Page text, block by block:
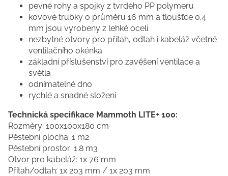
pevné rohy a spojky z tvrdého PP polymeru
kovové trubky o průměru 16 mm a tloušťce 0.4
mm jsou vyrobeny z lehké oceli
nezbytné otvory pro přítah, odtah i kabeláž včetně
ventilačního okénka
základní příslušenství pro zavěšení ventilace a
světla
odnímatelné dno
rychlé a snadné složení
Technická specifikace Mammoth LITE+ 100:
Rozměry: 100x100x180 cm
Pěstební plocha: 1 m2
Pěstební prostor: 1.8 m3
Otvor pro kabeláž: 1x 76 mm
Přítah/odtah: 1x 203 mm / 1x 203 mm